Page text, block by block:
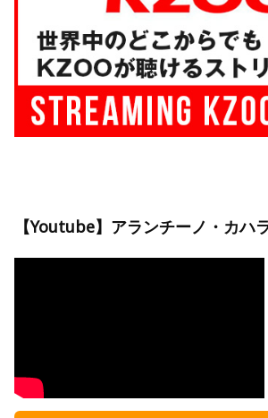
【Youtube】アランチーノ・カハ